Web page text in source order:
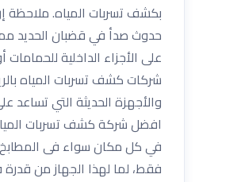
بكشف تسربات المياه. ملاحظة
حدوث صدأ في قضبان الحديد
على الأجزاء الداخلية
شركات كشف تسربات المياه
والأجهزة الحديثة التي تساعد
افضل شركة كشف تسربات المياه
فقط، لما لهذا الجهاز من